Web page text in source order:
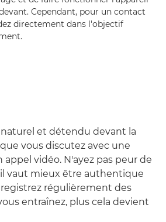
Cependant, pour un contact
directement dans l'objectif
naturel et détendu devant la
vous discutez avec une
appel vidéo. N'ayez pas peur de
il vaut mieux être authentique
régulièrement des
entraînez, plus cela devient